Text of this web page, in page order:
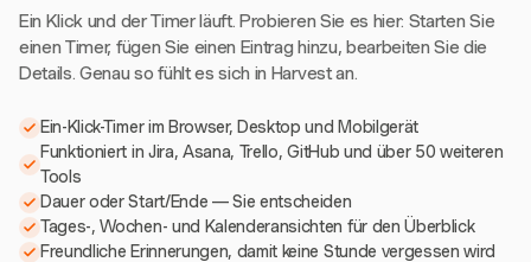
Ein Klick und der Timer läuft. Probieren Sie es hier: Starten Sie
einen Timer, fügen Sie einen Eintrag hinzu, bearbeiten Sie die
Details. Genau so fühlt es sich in Harvest an.
Ein-Klick-Timer im Browser, Desktop und Mobilgerät
Funktioniert in Jira, Asana, Trello, GitHub und über 50 weiteren
Tools
Dauer oder Start/Ende — Sie entscheiden
Tages-, Wochen- und Kalenderansichten für den Überblick
Freundliche Erinnerungen, damit keine Stunde vergessen wird